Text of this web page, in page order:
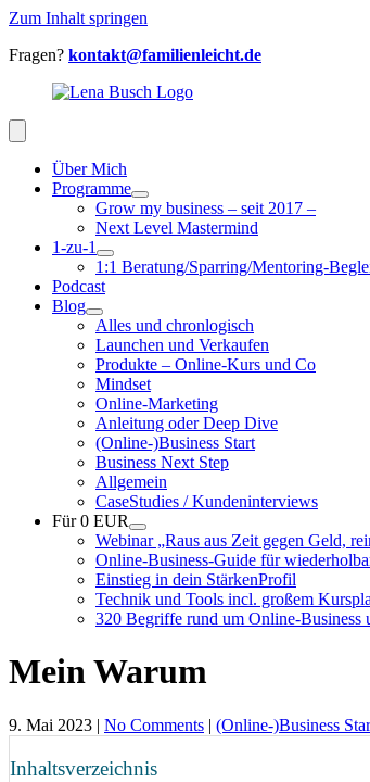
Zum Inhalt springen
Fragen? kontakt@familienleicht.de
Über Mich
Programme
Grow my business – seit 2017 –
Next Level Mastermind
1-zu-1
1:1 Beratung/Sparring/Mentoring-
Podcast
Blog
Alles und chronlogisch
Launchen und Verkaufen
Produkte – Online-Kurs und Co
Mindset
Online-Marketing
Anleitung oder Deep Dive
(Online-)Business Start
Business Next Step
Allgemein
CaseStudies / Kundeninterviews
Für 0 EUR
Webinar „Raus aus Zeit gegen Geld,
Online-Business-Guide für
Einstieg in dein StärkenProfil
Technik und Tools incl. großem
320 Begriffe rund um Online-Business
Mein Warum
9. Mai 2023 | No Comments | (Online-)Business
Inhaltsverzeichnis